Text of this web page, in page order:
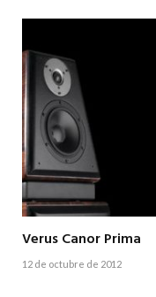
Verus Canor Prima
12 de octubre de 2012